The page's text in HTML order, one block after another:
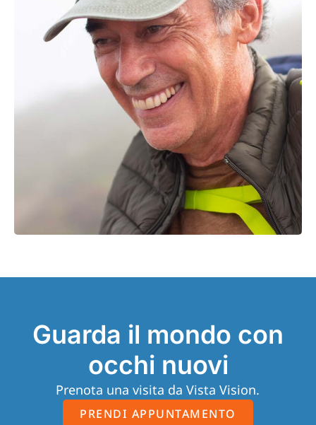
Guarda il mondo con
occhi nuovi
Prenota una visita da Vista Vision.
PRENDI APPUNTAMENTO